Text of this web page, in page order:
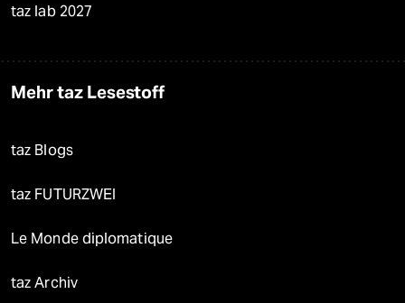
taz lab 2027
Mehr taz Lesestoff
taz Blogs
taz FUTURZWEI
Le Monde diplomatique
taz Archiv